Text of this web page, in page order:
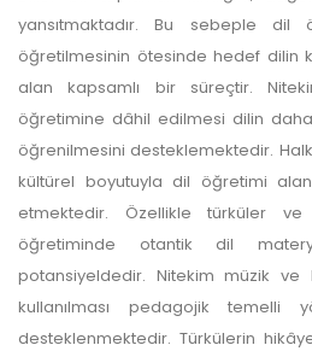
yansıtmaktadır. Bu sebeple dil
öğretilmesinin ötesinde hedef dilin
alan kapsamlı bir süreçtir.
öğretimine dâhil edilmesi dilin
öğrenilmesini desteklemektedir.
kültürel boyutuyla dil öğretimi
etmektedir. Özellikle türküler
öğretiminde otantik dil
potansiyeldedir. Nitekim müzik
kullanılması pedagojik temelli
desteklenmektedir. Türkülerin